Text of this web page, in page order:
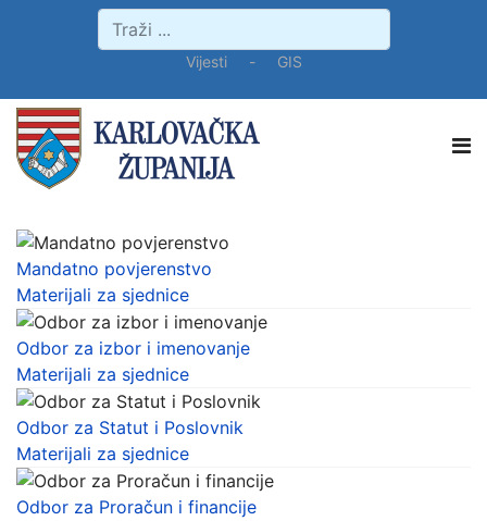
Vijesti- GIS
Mandatno povjerenstvo
Materijali za sjednice
Odbor za izbor i imenovanje
Materijali za sjednice
Odbor za Statut i Poslovnik
Materijali za sjednice
Odbor za Proračun i financije